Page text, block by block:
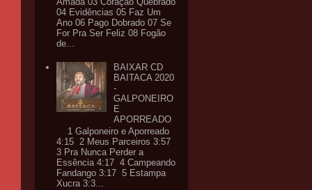
04 Evidências 05 Faz Um
Ano 06 Pago Dobrado 07 Se
For Pra Ser Feliz 08 Fogão
de...
BAIXAR CD
BAITACA 2020
-
GALPONEIRO
E
APORREADO
1 Galponeiro e Aporreado
4:15 2 Meus Parceiros 3:57
3 Pra Nunca Perder a
Essência 4:17 4 Campeando
Fandango 3:17 5 Estampa
Xucra 3:3...